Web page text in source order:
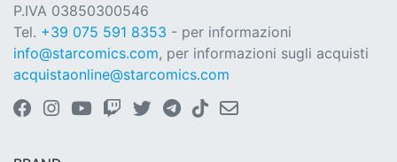
P.IVA 03850300546
Tel. +39 075 591 8353 - per informazioni
info@starcomics.com, per informazioni sugli acquisti
acquistaonline@starcomics.com